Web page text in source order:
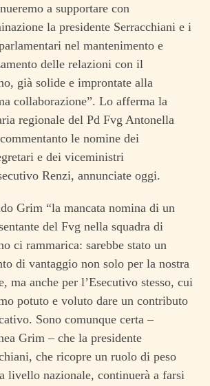
a supportare con
la presidente Serracchiani e i
nel mantenimento e
delle relazioni con il
già solide e improntate alla
collaborazione”. Lo afferma la
regionale del Pd Fvg Antonella
le nomine dei
e dei viceministri
Renzi, annunciate oggi.
Grim “la mancata nomina di un
del Fvg nella squadra di
ci rammarica: sarebbe stato un
di vantaggio non solo per la nostra
ma anche per l’Esecutivo stesso, cui
potuto e voluto dare un contributo
Sono comunque certa –
Grim – che la presidente
che ricopre un ruolo di peso
livello nazionale, continuerà a farsi